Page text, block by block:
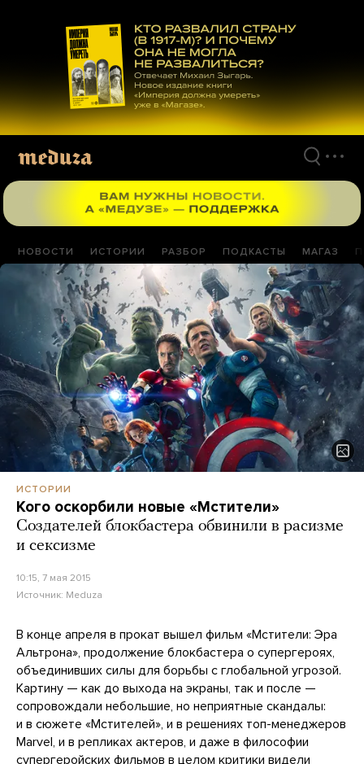
материалам
НОВОСТИ ИСТОРИИ РАЗБОР ПОДКАСТЫ МАГАЗ
ИСТОРИИ
Кого оскорбили новые «Мстители»
Создателей блокбастера обвинили в расизме
и сексизме
10:15, 7 мая 2015
Источник: Meduza
В конце апреля в прокат вышел фильм «Мстители: Эра
Альтрона», продолжение блокбастера о супергероях,
объединивших силы для борьбы с глобальной угрозой.
Картину — как до выхода на экраны, так и после —
сопровождали небольшие, но неприятные скандалы:
и в сюжете «Мстителей», и в решениях топ-менеджеров
Marvel, и в репликах актеров, и даже в философии
супергеройских фильмов в целом критики видели